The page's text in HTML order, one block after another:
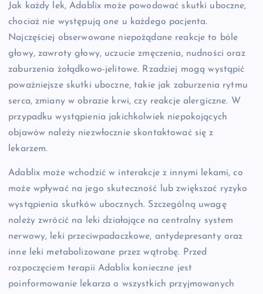
Jak każdy lek, Adablix może powodować skutki uboczne,
chociaż nie występują one u każdego pacjenta.
Najczęściej obserwowane niepożądane reakcje to bóle
głowy, zawroty głowy, uczucie zmęczenia, nudności oraz
zaburzenia żołądkowo-jelitowe. Rzadziej mogą wystąpić
poważniejsze skutki uboczne, takie jak zaburzenia rytmu
serca, zmiany w obrazie krwi, czy reakcje alergiczne. W
przypadku wystąpienia jakichkolwiek niepokojących
objawów należy niezwłocznie skontaktować się z
lekarzem.
Adablix może wchodzić w interakcje z innymi lekami, co
może wpływać na jego skuteczność lub zwiększać ryzyko
wystąpienia skutków ubocznych. Szczególną uwagę
należy zwrócić na leki działające na centralny system
nerwowy, leki przeciwpadaczkowe, antydepresanty oraz
inne leki metabolizowane przez wątrobę. Przed
rozpoczęciem terapii Adablix konieczne jest
poinformowanie lekarza o wszystkich przyjmowanych